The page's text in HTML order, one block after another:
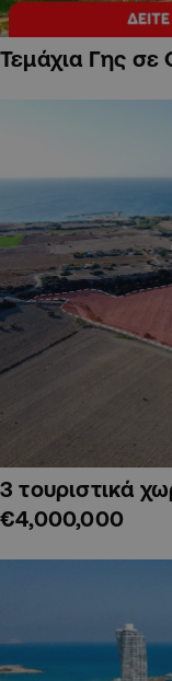
Τεμάχια Γης σε
3 τουριστικά
€4,000,000